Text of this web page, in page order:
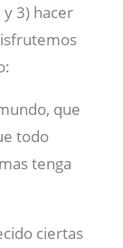
3) hacer
que
todo
tenga
ciertas